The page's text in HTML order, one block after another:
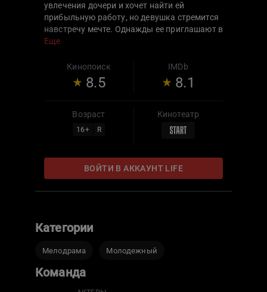
увлечения дочери и хочет найти ей
прибыльную работу, но девушка стремится
навстречу мечте. Однажды ее приглашают в
престижную команду киберспортсменов.
тому, кто серьезно травмировал руку. Тун
Яо счастлива войти в профессиональную
лигу, но далеко не все коллеги готовы
доказать, что она достойна своего места, и
найти подход к неприветливому лидеру Ли
Еще
Кинопоиск
8.5
IMDb
8.1
Возраст
16+ R
Кинотеатр
ВОЙТИ В АККАУНТ LIFE
Категории
Мелодрама Молодежный
Команда